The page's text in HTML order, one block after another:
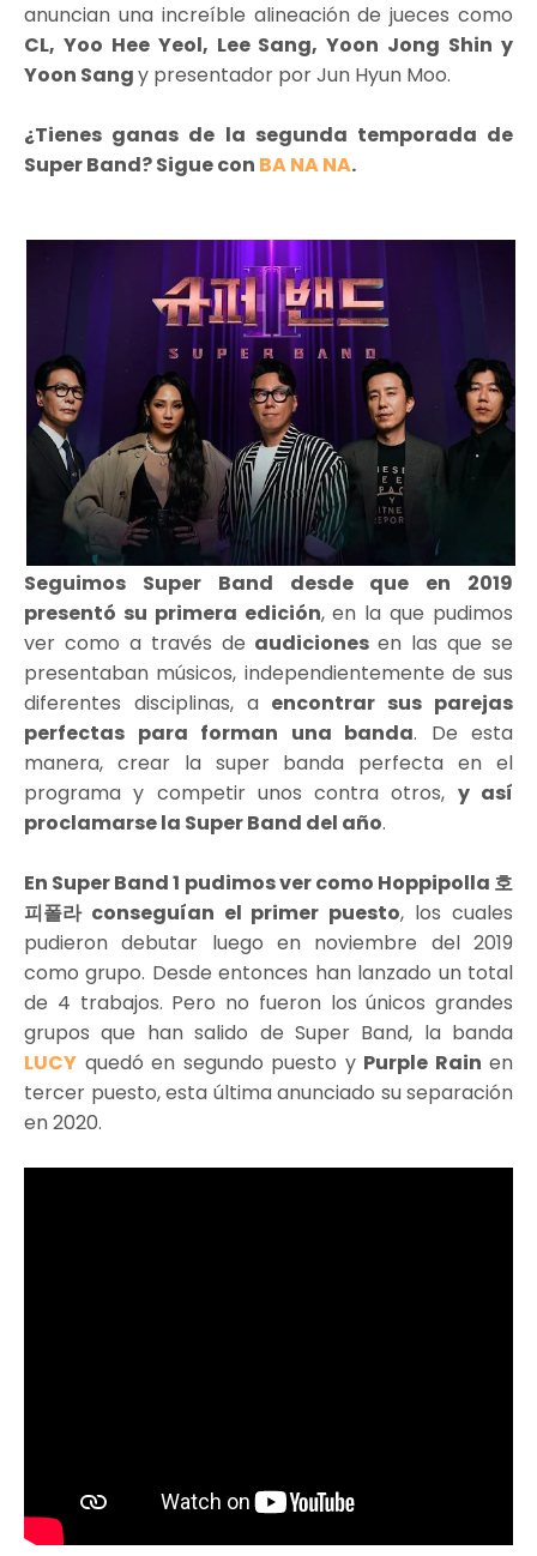
anuncian una increíble alineación de jueces como
CL, Yoo Hee Yeol, Lee Sang, Yoon Jong Shin y
Yoon Sangy presentador por Jun Hyun Moo.
¿Tienes ganas de la segunda temporada de
Super Band? Sigue con BA NA NA.
Seguimos Super Band desde que en 2019
presentó su primera edición, en la que pudimos
ver como a través de audicionesen las que se
presentaban músicos, independientemente de sus
diferentes disciplinas, a encontrar sus parejas
perfectas para forman una banda. De esta
manera, crear la super banda perfecta en el
programa y competir unos contra otros, y así
proclamarse la Super Band del año.
En Super Band 1 pudimos ver como Hoppipolla 호
피폴라 conseguían el primer puesto, los cuales
pudieron debutar luego en noviembre del 2019
como grupo. Desde entonces han lanzado un total
de 4 trabajos. Pero no fueron los únicos grandes
grupos que han salido de Super Band, la banda
LUCY quedó en segundo puesto y Purple Rain en
tercer puesto, esta última anunciado su separación
en 2020.